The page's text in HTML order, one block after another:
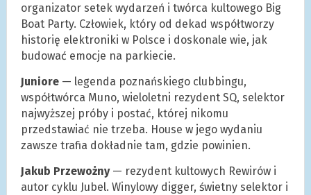
organizator setek wydarzeń i twórca kultowego Big
Boat Party. Człowiek, który od dekad współtworzy
historię elektroniki w Polsce i doskonale wie, jak
budować emocje na parkiecie.
Juniore— legenda poznańskiego clubbingu,
współtwórca Muno, wieloletni rezydent SQ, selektor
najwyższej próby i postać, której nikomu
przedstawiać nie trzeba. House w jego wydaniu
zawsze trafia dokładnie tam, gdzie powinien.
Jakub Przewożny— rezydent kultowych Rewirów i
autor cyklu Jubel. Winylowy digger, świetny selektor i